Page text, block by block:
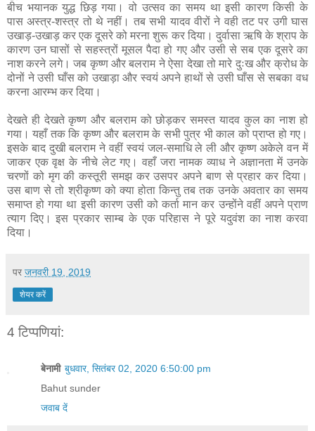
बीच भयानक युद्ध छिड़ गया। वो उत्सव का समय था इसी कारण किसी के
पास अस्त्र-शस्त्र तो थे नहीं। तब सभी यादव वीरों ने वही तट पर उगी घास
उखाड़-उखाड़ कर एक दूसरे को मरना शुरू कर दिया। दुर्वासा ऋषि के श्राप के
कारण उन घासों से सहस्त्रों मूसल पैदा हो गए और उसी से सब एक दूसरे का
नाश करने लगे। जब कृष्ण और बलराम ने ऐसा देखा तो मारे दुःख और क्रोध के
दोनों ने उसी घाँस को उखाड़ा और स्वयं अपने हाथों से उसी घाँस से सबका वध
करना आरम्भ कर दिया।
देखते ही देखते कृष्ण और बलराम को छोड़कर समस्त यादव कुल का नाश हो
गया। यहाँ तक कि कृष्ण और बलराम के सभी पुत्र भी काल को प्राप्त हो गए।
इसके बाद दुखी बलराम ने वहीं स्वयं जल-समाधि ले ली और कृष्ण अकेले वन में
जाकर एक वृक्ष के नीचे लेट गए। वहाँ जरा नामक व्याध ने अज्ञानता में उनके
चरणों को मृग की कस्तूरी समझ कर उसपर अपने बाण से प्रहार कर दिया।
उस बाण से तो श्रीकृष्ण को क्या होता किन्तु तब तक उनके अवतार का समय
समाप्त हो गया था इसी कारण उसी को कर्ता मान कर उन्होंने वहीं अपने प्राण
त्याग दिए। इस प्रकार साम्ब के एक परिहास ने पूरे यदुवंश का नाश करवा
दिया।
पर जनवरी 19, 2019
शेयर करें
4 टिप्‍पणियां:
बेनामी बुधवार, सितंबर 02, 2020 6:50:00 pm
Bahut sunder
जवाब दें